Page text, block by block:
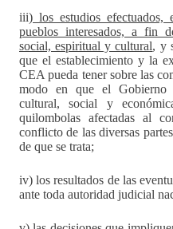
iii) los estudios
pueblos interesados, a fin
social, espiritual y cultural, y
que el establecimiento y la
CEA pueda tener sobre las
modo en que el Gobierno
cultural, social y
quilombolas afectadas al
conflicto de las diversas
de que se trata;
iv) los resultados de las
ante toda autoridad judicial